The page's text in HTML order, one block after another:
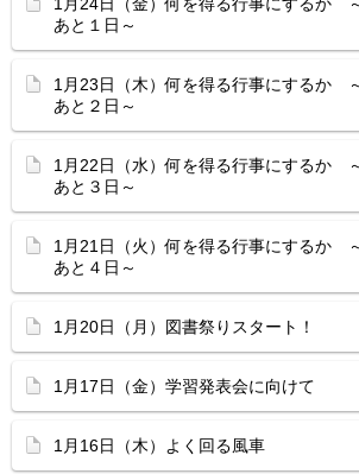
あと１日～
1月23日（木）何を得る行事にするか
あと２日～
1月22日（水）何を得る行事にするか
あと３日～
1月21日（火）何を得る行事にするか
あと４日～
1月20日（月）図書祭りスタート！
1月17日（金）学習発表会に向けて
1月16日（木）よく回る風車